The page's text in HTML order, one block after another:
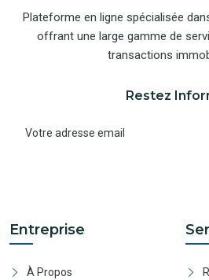
Plateforme en ligne spécialisée
offrant une large gamme de
transactions
Restez
Entreprise
À Propos